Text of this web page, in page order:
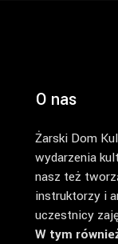
O nas
Żarski Dom
wydarzenia
nasz też
instruktorzy i
uczestnicy
W tym